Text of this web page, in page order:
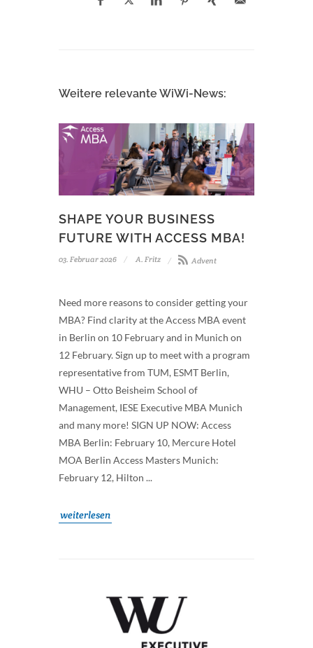
Weitere relevante WiWi-News:
SHAPE YOUR BUSINESS
FUTURE WITH ACCESS MBA!
03. Februar 2026 A. Fritz Advent
Need more reasons to consider getting your
MBA? Find clarity at the Access MBA event
in Berlin on 10 February and in Munich on
12 February. Sign up to meet with a program
representative from TUM, ESMT Berlin,
WHU – Otto Beisheim School of
Management, IESE Executive MBA Munich
and many more! SIGN UP NOW: Access
MBA Berlin: February 10, Mercure Hotel
MOA Berlin Access Masters Munich:
February 12, Hilton ...
weiterlesen